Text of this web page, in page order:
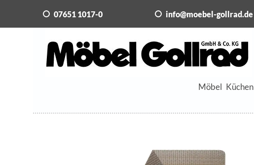
07651 1017-0 info@moebel-gollrad.de
Möbel Küchen